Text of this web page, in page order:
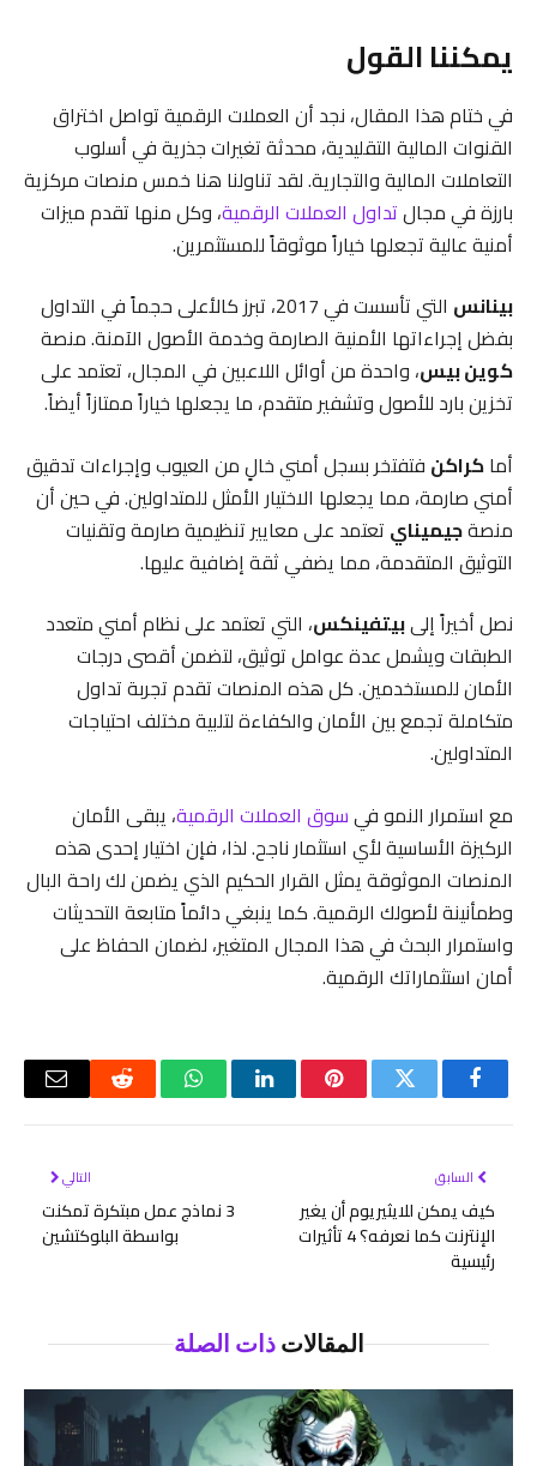
يمكننا القول
في ختام هذا المقال، نجد أن العملات الرقمية تواصل اختراق
القنوات المالية التقليدية، محدثة تغيرات جذرية في أسلوب
التعاملات المالية والتجارية. لقد تناولنا هنا خمس منصات مركزية
بارزة في مجالتداول العملات الرقمية، وكل منها تقدم ميزات
أمنية عالية تجعلها خياراً موثوقاً للمستثمرين.
بينانس
التي تأسست في 2017، تبرز كالأعلى حجماً في التداول
بفضل إجراءاتها الأمنية الصارمة وخدمة الأصول الآمنة. منصة
كوين بيس، واحدة من أوائل اللاعبين في المجال، تعتمد على
تخزين بارد للأصول وتشفير متقدم، ما يجعلها خياراً ممتازاً أيضاً.
أماكراكن فتفتخر بسجل أمني خالٍ من العيوب وإجراءات تدقيق
أمني صارمة، مما يجعلها الاختيار الأمثل للمتداولين. في حين أن
منصةجيميناي تعتمد على معايير تنظيمية صارمة وتقنيات
التوثيق المتقدمة، مما يضفي ثقة إضافية عليها.
نصل أخيراً إلىبيتفينكس، التي تعتمد على نظام أمني متعدد
الطبقات ويشمل عدة عوامل توثيق، لتضمن أقصى درجات
الأمان للمستخدمين. كل هذه المنصات تقدم تجربة تداول
متكاملة تجمع بين الأمان والكفاءة لتلبية مختلف احتياجات
المتداولين.
مع استمرار النمو فيسوق العملات الرقمية، يبقى الأمان
الركيزة الأساسية لأي استثمار ناجح. لذا، فإن اختيار إحدى هذه
المنصات الموثوقة يمثل القرار الحكيم الذي يضمن لك راحة البال
وطمأنينة لأصولك الرقمية. كما ينبغي دائماً متابعة التحديثات
واستمرار البحث في هذا المجال المتغير، لضمان الحفاظ على
أمان استثماراتك الرقمية.
فيسبوكتويتر بينتيريستلينكدإن واتسابرديت
البريد
السابق
كيف يمكن للايثيريوم أن يغير
الإنترنت كما نعرفه؟ 4 تأثيرات
رئيسية
التالي
3 نماذج عمل مبتكرة تمكنت
بواسطة البلوكتشين
المقالاتذات الصلة